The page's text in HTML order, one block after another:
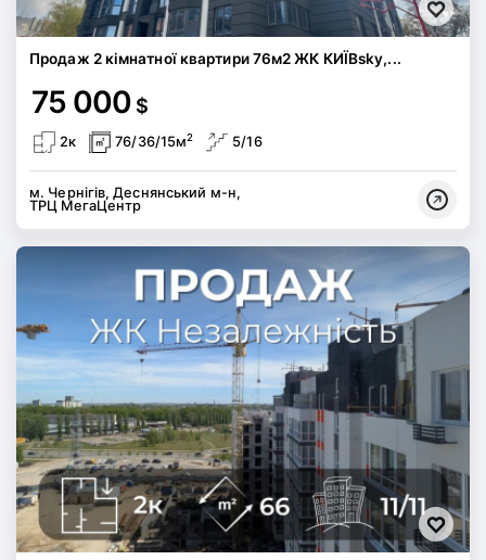
Продаж 2 кімнатної квартири 76м2 ЖК КИЇВsky,...
75 000 $
2к 76/36/15м2 5/16
м. Чернігів, Деснянський м-н,
ТРЦ МегаЦентр